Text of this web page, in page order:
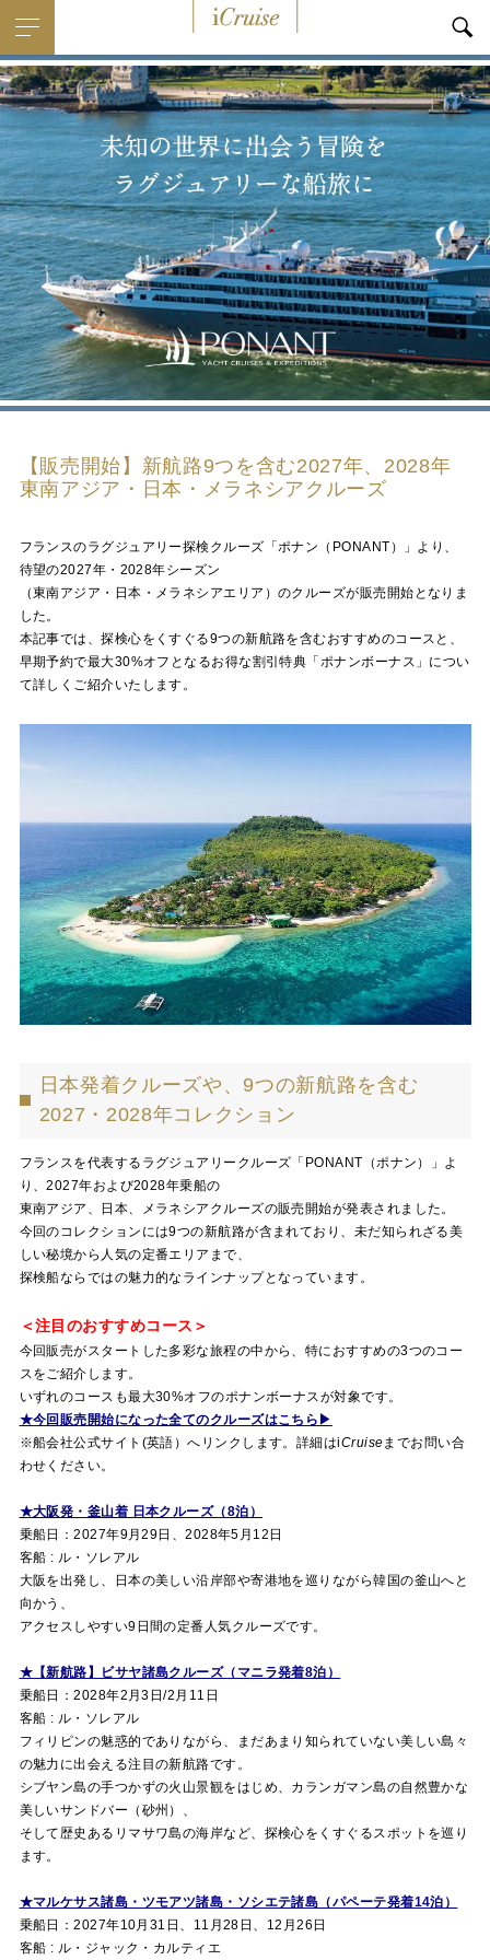
【販売開始】新航路9つを含む2027年、2028年
東南アジア・日本・メラネシアクルーズ
フランスのラグジュアリー探検クルーズ「ポナン（PONANT）」より、
待望の2027年・2028年シーズン
（東南アジア・日本・メラネシアエリア）のクルーズが販売開始となりま
した。
本記事では、探検心をくすぐる9つの新航路を含むおすすめのコースと、
早期予約で最大30%オフとなるお得な割引特典「ポナンボーナス」につい
て詳しくご紹介いたします。
日本発着クルーズや、9つの新航路を含む
2027・2028年コレクション
フランスを代表するラグジュアリークルーズ「PONANT（ポナン）」よ
り、2027年および2028年乗船の
東南アジア、日本、メラネシアクルーズの販売開始が発表されました。
今回のコレクションには9つの新航路が含まれており、未だ知られざる美
しい秘境から人気の定番エリアまで、
探検船ならではの魅力的なラインナップとなっています。
＜注目のおすすめコース＞
今回販売がスタートした多彩な旅程の中から、特におすすめの3つのコー
スをご紹介します。
いずれのコースも最大30%オフのポナンボーナスが対象です。
★今回販売開始になった全てのクルーズはこちら▶
※船会社公式サイト(英語）へリンクします。詳細はiCruiseまでお問い合
わせください。
★大阪発・釜山着 日本クルーズ（8泊）
乗船日：2027年9月29日、2028年5月12日
客船 : ル・ソレアル
大阪を出発し、日本の美しい沿岸部や寄港地を巡りながら韓国の釜山へと
向かう、
アクセスしやすい9日間の定番人気クルーズです。
★【新航路】ビサヤ諸島クルーズ（マニラ発着8泊）
乗船日：2028年2月3日/2月11日
客船 : ル・ソレアル
フィリピンの魅惑的でありながら、まだあまり知られていない美しい島々
の魅力に出会える注目の新航路です。
シブヤン島の手つかずの火山景観をはじめ、カランガマン島の自然豊かな
美しいサンドバー（砂州）、
そして歴史あるリマサワ島の海岸など、探検心をくすぐるスポットを巡り
ます。
★マルケサス諸島・ツモアツ諸島・ソシエテ諸島（パペーテ発着14泊）
乗船日：2027年10月31日、11月28日、12月26日
客船 : ル・ジャック・カルティエ